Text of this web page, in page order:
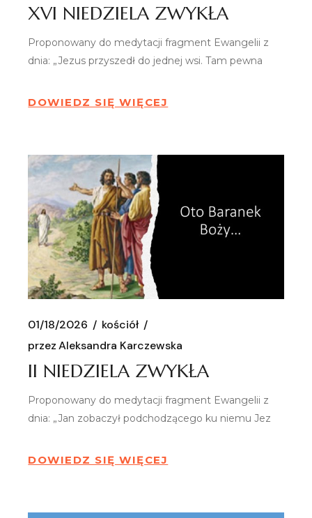
XVI NIEDZIELA ZWYKŁA
Proponowany do medytacji fragment Ewangelii z
dnia: „Jezus przyszedł do jednej wsi. Tam pewna
DOWIEDZ SIĘ WIĘCEJ
01/18/2026
kościół
przez Aleksandra Karczewska
II NIEDZIELA ZWYKŁA
Proponowany do medytacji fragment Ewangelii z
dnia: „Jan zobaczył podchodzącego ku niemu Jez
DOWIEDZ SIĘ WIĘCEJ